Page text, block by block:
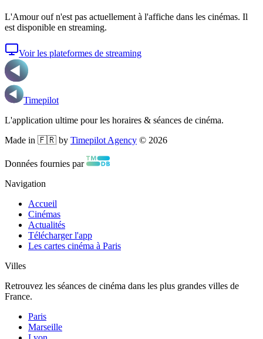
L'Amour oufn'est pas actuellement à l'affiche dans les cinémas. Il
est disponible en streaming.
Voir les plateformes de streaming
Timepilot
L'application ultime pour les horaires & séances de cinéma.
Made in 🇫🇷 by Timepilot Agency © 2026
Données fournies par
Navigation
Accueil
Cinémas
Actualités
Télécharger l'app
Les cartes cinéma à Paris
Villes
Retrouvez les séances de cinéma dans les plus grandes villes de
France.
Paris
Marseille